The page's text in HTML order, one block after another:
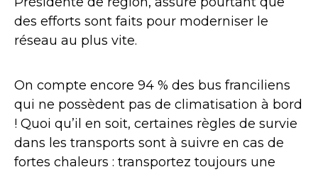
des efforts sont faits pour moderniser le
réseau au plus vite.
On compte encore 94 % des bus franciliens
qui ne possèdent pas de climatisation à bord
! Quoi qu’il en soit, certaines règles de survie
dans les transports sont à suivre en cas de
fortes chaleurs : transportez toujours une